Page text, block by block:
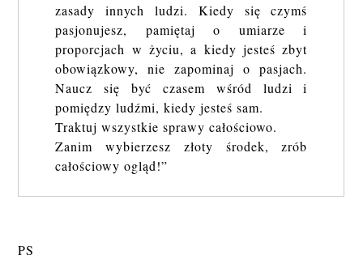
zasady innych ludzi. Kiedy się czymś
pasjonujesz, pamiętaj o umiarze i
proporcjach w życiu, a kiedy jesteś zbyt
obowiązkowy, nie zapominaj o pasjach.
Naucz się być czasem wśród ludzi i
pomiędzy ludźmi, kiedy jesteś sam.
Traktuj wszystkie sprawy całościowo.
Zanim wybierzesz złoty środek, zrób
całościowy ogląd!”
PS